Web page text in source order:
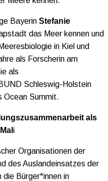
Bayerin Stefanie
das Meer kennen und
in Kiel und
als Forscherin am
als
Schleswig-Holstein
Ocean Summit.
als
i
Organisationen der
des Auslandeinsatzes der
die Bürger*innen in